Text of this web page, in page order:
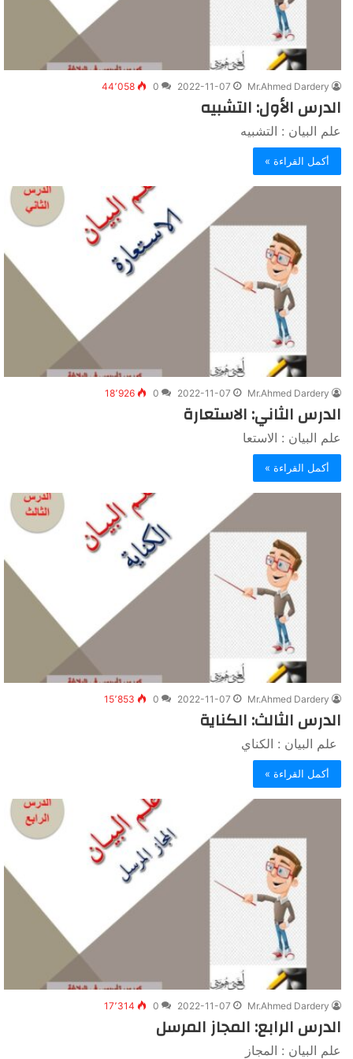
Mr.Ahmed Dardery
2022-11-07
0 44٬058
الدرس الأول: التشبيه
علم البيان : التشبيه
أكمل القراءة »
Mr.Ahmed Dardery
2022-11-07
0 18٬926
الدرس الثاني: الاستعارة
علم البيان : الاستعا
أكمل القراءة »
Mr.Ahmed Dardery
2022-11-07
0 15٬853
الدرس الثالث: الكناية
علم البيان : الكناي
أكمل القراءة »
Mr.Ahmed Dardery
2022-11-07
0 17٬314
الدرس الرابع: المجاز المرسل
علم البيان : المجاز